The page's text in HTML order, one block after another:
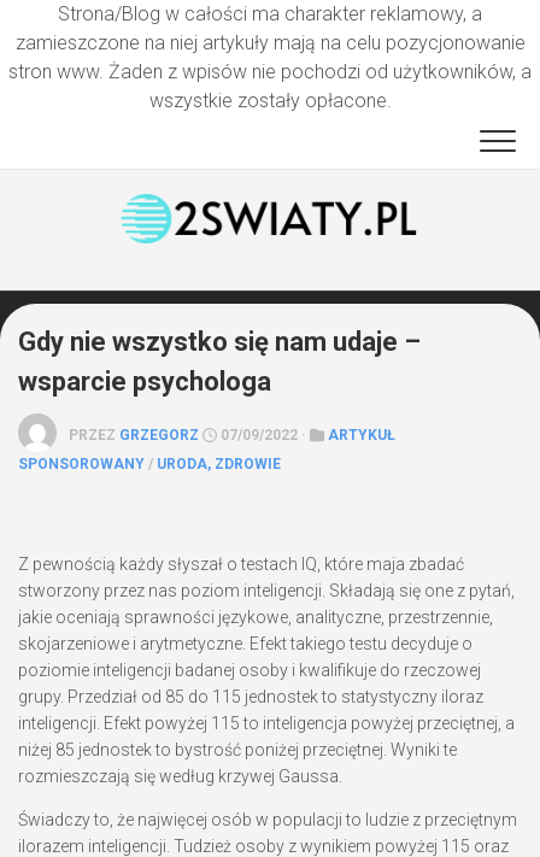
Strona/Blog w całości ma charakter reklamowy, a
zamieszczone na niej artykuły mają na celu pozycjonowanie
stron www. Żaden z wpisów nie pochodzi od użytkowników, a
wszystkie zostały opłacone.
Gdy nie wszystko się nam udaje –
wsparcie psychologa
PRZEZ GRZEGORZ 07/09/2022 ·
ARTYKUŁ
SPONSOROWANY / URODA, ZDROWIE
Z pewnością każdy słyszał o testach IQ, które maja zbadać
stworzony przez nas poziom inteligencji. Składają się one z pytań,
jakie oceniają sprawności językowe, analityczne, przestrzennie,
skojarzeniowe i arytmetyczne. Efekt takiego testu decyduje o
poziomie inteligencji badanej osoby i kwalifikuje do rzeczowej
grupy. Przedział od 85 do 115 jednostek to statystyczny iloraz
inteligencji. Efekt powyżej 115 to inteligencja powyżej przeciętnej, a
niżej 85 jednostek to bystrość poniżej przeciętnej. Wyniki te
rozmieszczają się według krzywej Gaussa.
Świadczy to, że najwięcej osób w populacji to ludzie z przeciętnym
ilorazem inteligencji. Tudzież osoby z wynikiem powyżej 115 oraz